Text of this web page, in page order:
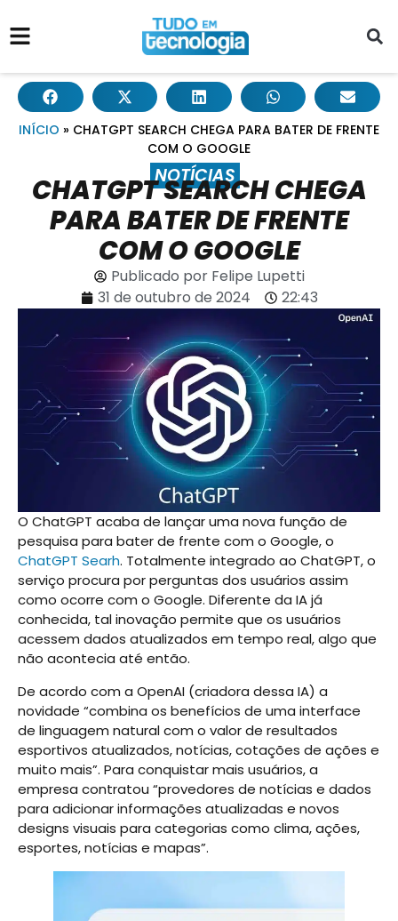
INÍCIO » CHATGPT SEARCH CHEGA PARA BATER DE FRENTE
COM O GOOGLE
NOTÍCIAS
CHATGPT SEARCH CHEGA
PARA BATER DE FRENTE
COM O GOOGLE
Publicado porFelipe Lupetti
31 de outubro de 2024
22:43
O ChatGPT acaba de lançar uma nova função de
pesquisa para bater de frente com o Google, o
ChatGPT Searh. Totalmente integrado ao ChatGPT, o
serviço procura por perguntas dos usuários assim
como ocorre com o Google. Diferente da IA já
conhecida, tal inovação permite que os usuários
acessem dados atualizados em tempo real, algo que
não acontecia até então.
De acordo com a OpenAI (criadora dessa IA) a
novidade “combina os benefícios de uma interface
de linguagem natural com o valor de resultados
esportivos atualizados, notícias, cotações de ações e
muito mais”. Para conquistar mais usuários, a
empresa contratou “provedores de notícias e dados
para adicionar informações atualizadas e novos
designs visuais para categorias como clima, ações,
esportes, notícias e mapas”.